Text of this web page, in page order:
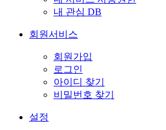
내 관심 DB
회원서비스
회원가입
로그인
아이디 찾기
비밀번호 찾기
설정